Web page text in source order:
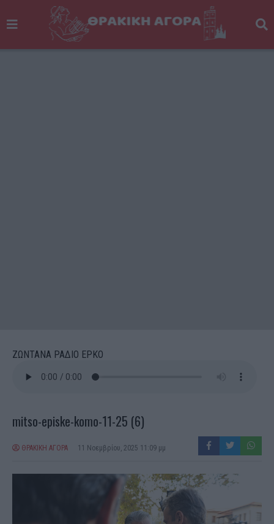
ΖΩΝΤΑΝΑ ΡΑΔΙΟ ΕΡΚΟ
mitso-episke-komo-11-25 (6)
ΘΡΑΚΙΚΗ ΑΓΟΡΑ 11 Νοεμβρίου, 2025 11:09 μμ